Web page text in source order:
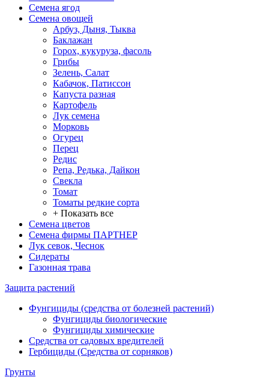
Семена ягод
Семена овощей
Арбуз, Дыня, Тыква
Баклажан
Горох, кукуруза, фасоль
Грибы
Зелень, Салат
Кабачок, Патиссон
Капуста разная
Картофель
Лук семена
Морковь
Огурец
Перец
Редис
Репа, Редька, Дайкон
Свекла
Томат
Томаты редкие сорта
+ Показать все
Семена цветов
Семена фирмы ПАРТНЕР
Лук севок, Чеснок
Сидераты
Газонная трава
Защита растений
Фунгициды (средства от болезней растений)
Фунгициды биологические
Фунгициды химические
Средства от садовых вредителей
Гербициды (Средства от сорняков)
Грунты